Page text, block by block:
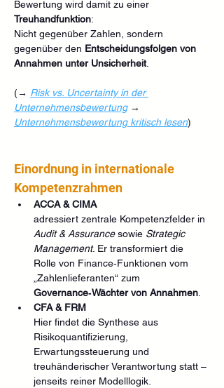
Bewertung wird damit zu einer
Treuhandfunktion:
Nicht gegenüber Zahlen, sondern
gegenüber den Entscheidungsfolgen von
Annahmen unter Unsicherheit.
(→ Risk vs. Uncertainty in der
Unternehmensbewertung →
Unternehmensbewertung kritisch lesen)
Einordnung in internationale
Kompetenzrahmen
ACCA & CIMA
adressiert zentrale Kompetenzfelder in
Audit & Assurance sowie Strategic
Management. Er transformiert die
Rolle von Finance‑Funktionen vom
„Zahlenlieferanten“ zum
Governance‑Wächter von Annahmen
CFA & FRM
Hier findet die Synthese aus
Risikoquantifizierung,
Erwartungssteuerung und
treuhänderischer Verantwortung statt –
jenseits reiner Modelllogik.